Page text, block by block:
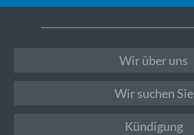
Wir über uns
Wir suchen Sie
Kündigung